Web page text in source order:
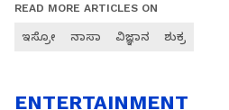
READ MORE ARTICLES ON
ಇಸ್ರೋ ನಾಸಾ ವಿಜ್ಞಾನ ಶುಕ್ರ
ENTERTAINMENT